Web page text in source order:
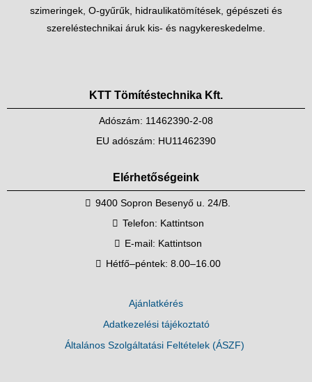
szimeringek, O-gyűrűk, hidraulikatömítések, gépészeti és
szereléstechnikai áruk kis- és nagykereskedelme.
KTT Tömítéstechnika Kft.
Adószám: 11462390-2-08
EU adószám: HU11462390
Elérhetőségeink
9400 Sopron Besenyő u. 24/B.
Telefon: Kattintson
E-mail: Kattintson
Hétfő–péntek: 8.00–16.00
Ajánlatkérés
Adatkezelési tájékoztató
Általános Szolgáltatási Feltételek (ÁSZF)